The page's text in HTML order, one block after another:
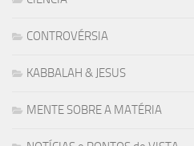
CONTROVÉRSIA
KABBALAH & JESUS
MENTE SOBRE A MATÉRIA